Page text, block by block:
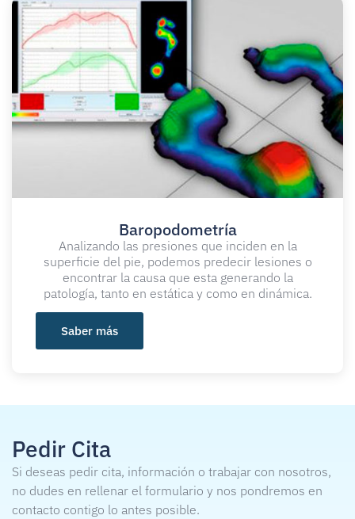
Baropodometría
Analizando las presiones que inciden en la
superficie del pie, podemos predecir lesiones o
encontrar la causa que esta generando la
patología, tanto en estática y como en dinámica.
Saber más
Pedir Cita
Si deseas pedir cita, información o trabajar con nosotros,
no dudes en rellenar el formulario y nos pondremos en
contacto contigo lo antes posible.